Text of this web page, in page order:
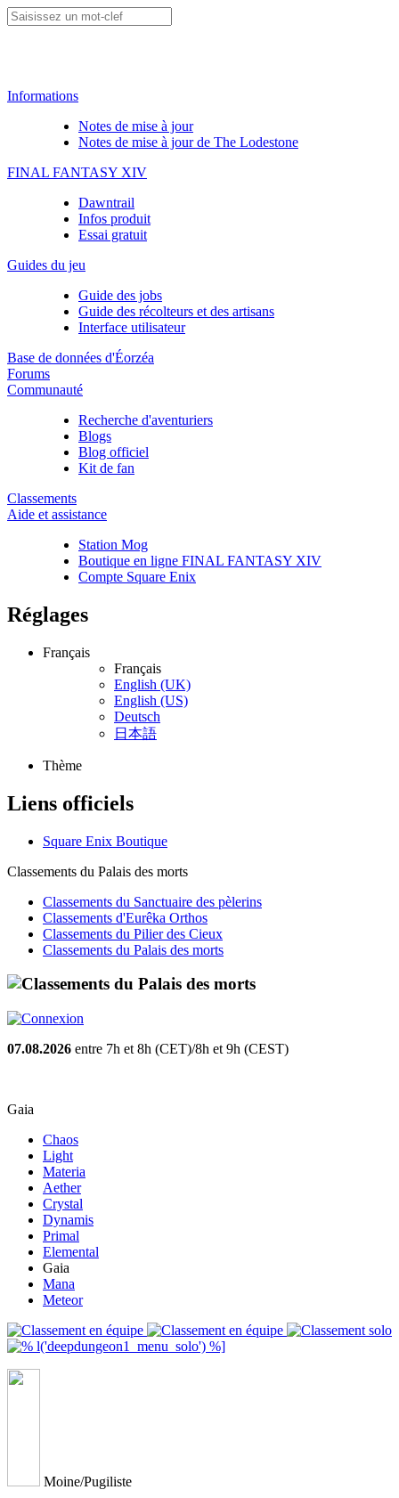
Informations
Notes de mise à jour
Notes de mise à jour de The Lodestone
FINAL FANTASY XIV
Dawntrail
Infos produit
Essai gratuit
Guides du jeu
Guide des jobs
Guide des récolteurs et des artisans
Interface utilisateur
Base de données d'Éorzéa
Forums
Communauté
Recherche d'aventuriers
Blogs
Blog officiel
Kit de fan
Classements
Aide et assistance
Station Mog
Boutique en ligne FINAL FANTASY XIV
Compte Square Enix
Réglages
Français
Français
English (UK)
English (US)
Deutsch
日本語
Thème
Liens officiels
Square Enix Boutique
Classements du Palais des morts
Classements du Sanctuaire des pèlerins
Classements d'Eurêka Orthos
Classements du Pilier des Cieux
Classements du Palais des morts
07.08.2026 entre 7h et 8h (CET)/8h et 9h (CEST)
Gaia
Chaos
Light
Materia
Aether
Crystal
Dynamis
Primal
Elemental
Gaia
Mana
Meteor
Moine/Pugiliste